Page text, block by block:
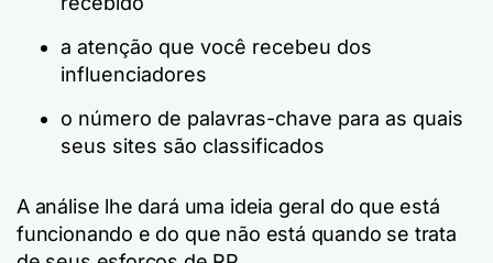
a atenção que você recebeu dos
influenciadores
o número de palavras-chave para as quais
seus sites são classificados
A análise lhe dará uma ideia geral do que está
funcionando e do que não está quando se trata